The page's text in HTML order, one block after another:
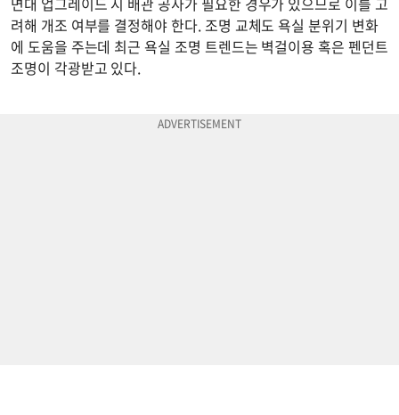
려해 개조 여부를 결정해야 한다. 조명 교체도 욕실 분위기 변화
에 도움을 주는데 최근 욕실 조명 트렌드는 벽걸이용 혹은 펜던트
조명이 각광받고 있다.